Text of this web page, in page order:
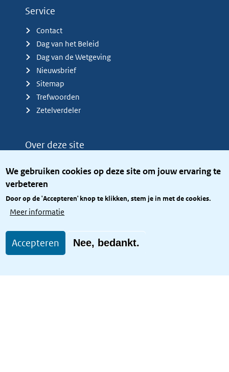
We gebruiken cookies op deze site om jouw ervaring te
verbeteren
Door op de 'Accepteren' knop te klikken, stem je in met de cookies.
Meer informatie
Accepteren Nee, bedankt.
Service
Contact
Dag van het Beleid
Dag van de Wetgeving
Nieuwsbrief
Sitemap
Trefwoorden
Zetelverdeler
Over deze site
Privacy
Toegang site openbaar
Toegankelijkheid